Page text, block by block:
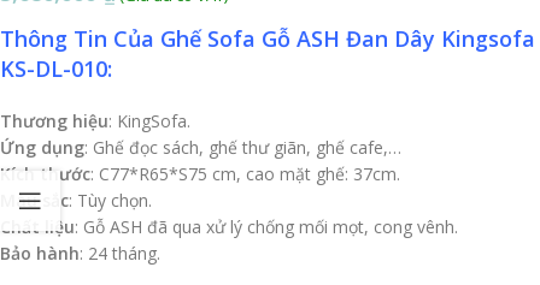
Thông Tin Của Ghế Sofa Gỗ ASH Đan Dây Kingsofa
KS-DL-010:
Thương hiệu: KingSofa.
Ứng dụng: Ghế đọc sách, ghế thư giãn, ghế cafe,…
Kích thước: C77*R65*S75 cm, cao mặt ghế: 37cm.
Màu sắc: Tùy chọn.
Chất liệu: Gỗ ASH đã qua xử lý chống mối mọt, cong vênh.
Bảo hành: 24 tháng.